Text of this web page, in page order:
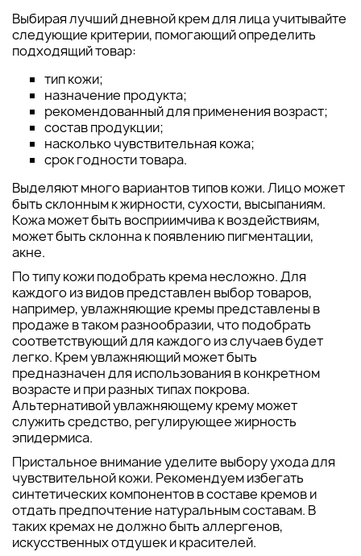
Выбирая лучший дневной крем для лица учитывайте
следующие критерии, помогающий определить
подходящий товар:
тип кожи;
назначение продукта;
рекомендованный для применения возраст;
состав продукции;
насколько чувствительная кожа;
срок годности товара.
Выделяют много вариантов типов кожи. Лицо может
быть склонным к жирности, сухости, высыпаниям.
Кожа может быть восприимчива к воздействиям,
может быть склонна к появлению пигментации,
акне.
По типу кожи подобрать крема несложно. Для
каждого из видов представлен выбор товаров,
например, увлажняющие кремы представлены в
продаже в таком разнообразии, что подобрать
соответствующий для каждого из случаев будет
легко. Крем увлажняющий может быть
предназначен для использования в конкретном
возрасте и при разных типах покрова.
Альтернативой увлажняющему крему может
служить средство, регулирующее жирность
эпидермиса.
Пристальное внимание уделите выбору ухода для
чувствительной кожи. Рекомендуем избегать
синтетических компонентов в составе кремов и
отдать предпочтение натуральным составам. В
таких кремах не должно быть аллергенов,
искусственных отдушек и красителей.